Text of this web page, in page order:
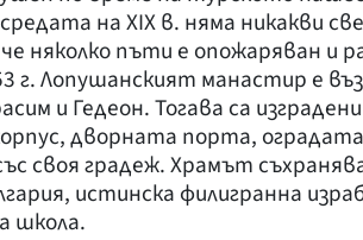
на XIX в. няма никакви
няколко пъти е опожаряван и
г. Лопушанският манастир е
и Гедеон. Тогава са
дворната порта,
своя градеж. Храмът
истинска филигранна
школа.